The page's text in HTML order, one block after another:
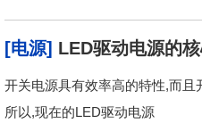
[电源] LED驱动电源的
开关电源具有效率高的特性,而
所以,现在的LED驱动电源